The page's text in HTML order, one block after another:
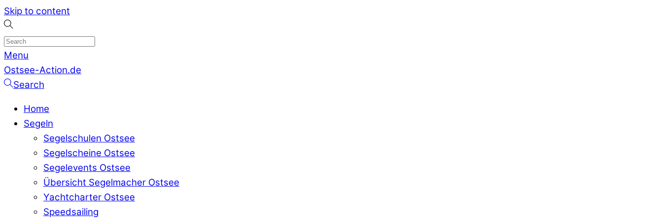
Skip to content
Menu
Ostsee-Action.de
Search
Home
Segeln
Segelschulen Ostsee
Segelscheine Ostsee
Segelevents Ostsee
Übersicht Segelmacher Ostsee
Yachtcharter Ostsee
Speedsailing